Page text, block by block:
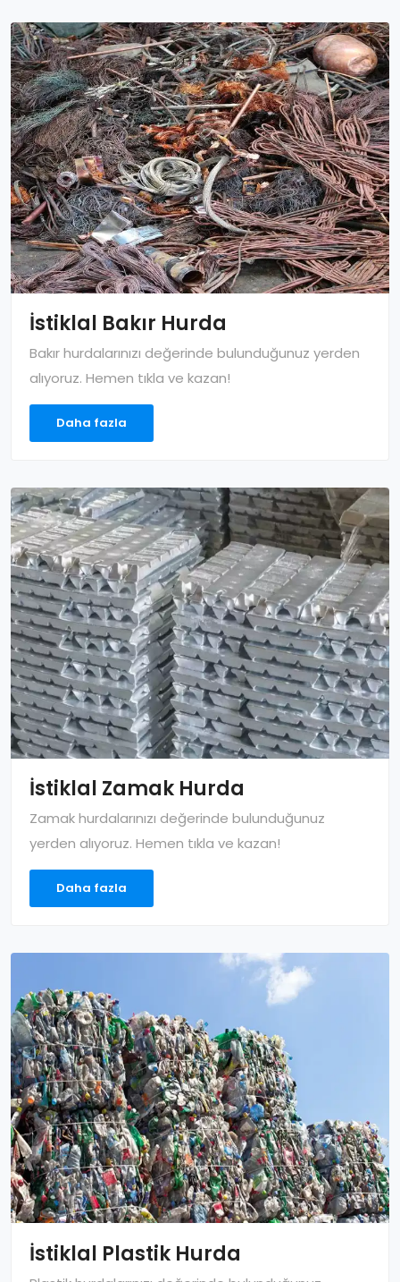
İstiklal Bakır Hurda
Bakır hurdalarınızı değerinde bulunduğunuz yerden
alıyoruz. Hemen tıkla ve kazan!
Daha fazla
İstiklal Zamak Hurda
Zamak hurdalarınızı değerinde bulunduğunuz
yerden alıyoruz. Hemen tıkla ve kazan!
Daha fazla
İstiklal Plastik Hurda